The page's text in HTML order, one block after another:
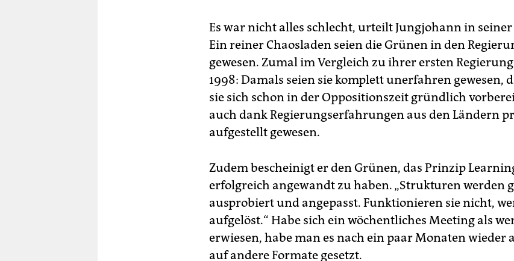
Es war nicht alles schlecht, urteilt Jungjohann in
Ein reiner Chaosladen seien die Grünen in den
gewesen. Zumal im Vergleich zu ihrer ersten
1998: Damals seien sie komplett unerfahren gewesen,
sie sich schon in der Oppositionszeit gründlich
auch dank Regierungserfahrungen aus den Ländern
aufgestellt gewesen.
Zudem bescheinigt er den Grünen, das Prinzip
erfolgreich angewandt zu haben. „Strukturen werden
ausprobiert und angepasst. Funktionieren sie nicht,
aufgelöst.“ Habe sich ein wöchentliches Meeting als
erwiesen, habe man es nach ein paar Monaten wieder
auf andere Formate gesetzt.